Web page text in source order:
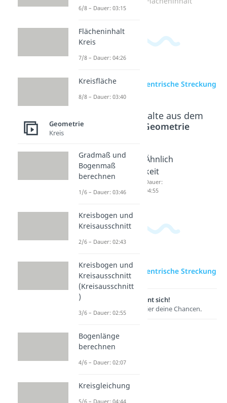
zur Videoseite: Zentrische Streckung
Beliebte Inhalte aus dem
Geometrie
Strecke
Dauer:
02:58
Kongru
enz
02:56
Ähnlich
keit
Dauer:
04:55
zur Videoseite: Zentrische Streckung
Lernen lohnt sich!
Entdecke hier deine Chancen.
6/8 – Dauer: 03:15
Flächeninhalt
Kreis
7/8 – Dauer: 04:26
Kreisfläche
8/8 – Dauer: 03:40
Geometrie
Kreis
Gradmaß und
Bogenmaß
berechnen
1/6 – Dauer: 03:46
Kreisbogen und
Kreisausschnitt
2/6 – Dauer: 02:43
Kreisbogen und
Kreisausschnitt
(Kreisausschnitt
)
3/6 – Dauer: 02:55
Bogenlänge
berechnen
4/6 – Dauer: 02:07
Kreisgleichung
5/6 – Dauer: 04:44